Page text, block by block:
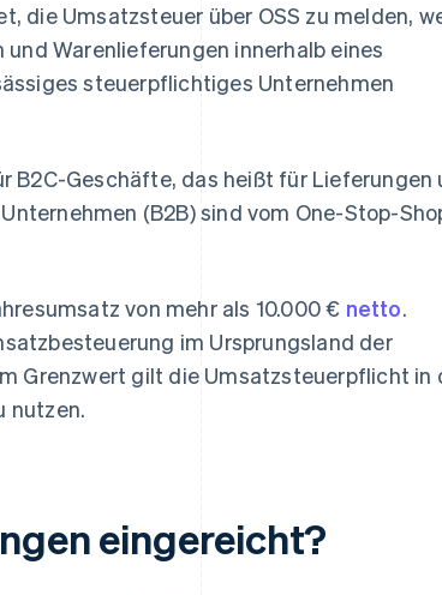
Umsatzsteuer über OSS zu melden,
Warenlieferungen innerhalb eines
steuerpflichtiges Unternehmen
B2C-Geschäfte, das heißt für Lieferungen
(B2B) sind vom One-Stop-
von mehr als 10.000 € netto.
im Ursprungsland der
Grenzwert gilt die Umsatzsteuerpflicht in
nutzen.
eingereicht?